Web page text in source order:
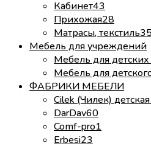
Кабинет43
Прихожая28
Матрасы, текстиль
Мебель для учреждений
Мебель для
Мебель для
ФАБРИКИ МЕБЕЛИ
Cilek (Чилек)
DarDav60
Comf-pro1
Erbesi23